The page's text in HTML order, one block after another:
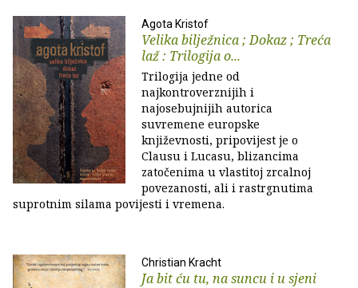
Agota Kristof
Velika bilježnica ; Dokaz ; Treća
laž : Trilogija o...
Trilogija jedne od
najkontroverznijih i
najosebujnijih autorica
suvremene europske
književnosti, pripovijest je o
Clausu i Lucasu, blizancima
zatočenima u vlastitoj zrcalnoj
povezanosti, ali i rastrgnutima
suprotnim silama povijesti i vremena.
Christian Kracht
Ja bit ću tu, na suncu i u sjeni